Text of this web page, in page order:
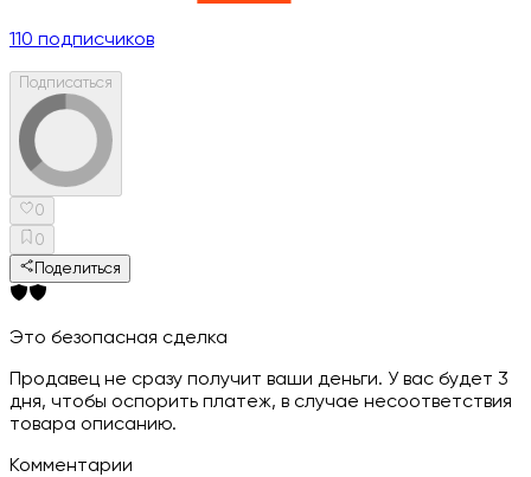
110 подписчиков
Подписаться
0
0
Поделиться
Это безопасная сделка
Продавец не сразу получит ваши деньги. У вас будет 3
дня, чтобы оспорить платеж, в случае несоответствия
товара описанию.
Комментарии